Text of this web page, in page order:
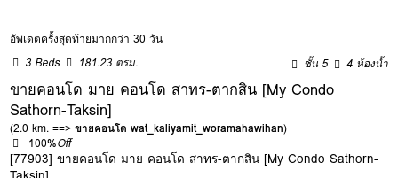
อัพเดตครั้งสุดท้ายมากกว่า 30 วัน
3 Beds
181.23 ตรม. ชั้น 5 4 ห้องน้ำ
ขายคอนโด มาย คอนโด สาทร-ตากสิน [My Condo
Sathorn-Taksin]
(2.0 km. ==>ขายคอนโด wat_kaliyamit_woramahawihan)
100%Off
[77903] ขายคอนโด มาย คอนโด สาทร-ตากสิน [My Condo Sathorn-